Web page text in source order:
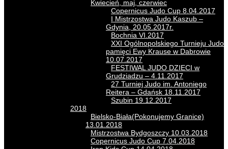
Kwiecień, maj, czerwiec
Copernicus Judo Cup 8.04.2017
I Mistrzostwa Judo Kaszub –
Gdynia, 20.05.2017r.
Bochnia VI.2017
XXI Ogólnopolskiego Turnieju Judo
pamięci Ewy Krause w Dabrowie
10.07.2017
FESTIWAL JUDO DZIECI w
Grudziadzu – 4.11.2017
27 Turniej Judo im. Antoniego
Reitera – Gdańsk 18.11.2017
Szubin 19.12.2017
2018
Bielsko-Biała(Pokonujemy Granice)
13.01.2018
Mistrzostwa Bydgoszczy 10.03.2018
Copernicus Judo Cup 7.04.2018